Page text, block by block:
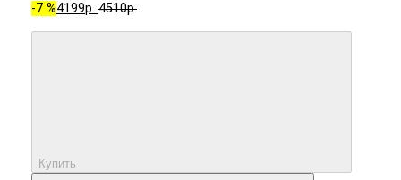
-7 %4199р. 4510р.
Купить